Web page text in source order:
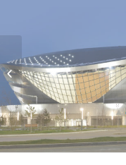
Гостиница Marriot
Астана, Казахстан